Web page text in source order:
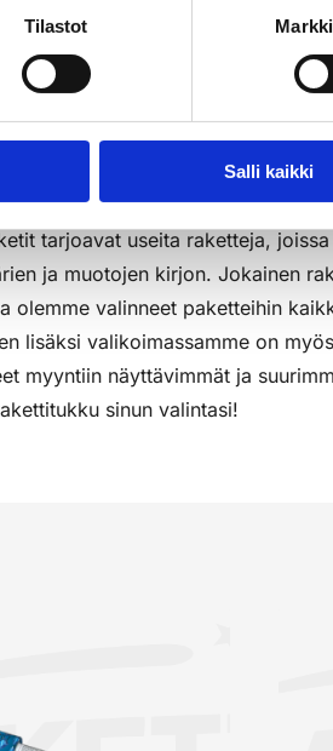
Tilastot
Salli kaikki
tarjoavat useita raketteja,
ja muotojen kirjon. Jokainen
olemme valinneet paketteihin
lisäksi valikoimassamme on myös
myyntiin näyttävimmät ja
sinun valintasi!